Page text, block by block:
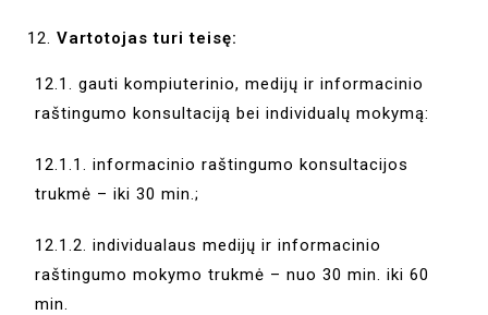
Vartotojas turi teisę:
12.1. gauti kompiuterinio, medijų ir informacinio
raštingumo konsultaciją bei individualų mokymą:
12.1.1. informacinio raštingumo konsultacijos
trukmė – iki 30 min.;
12.1.2. individualaus medijų ir informacinio
raštingumo mokymo trukmė – nuo 30 min. iki 60
min.